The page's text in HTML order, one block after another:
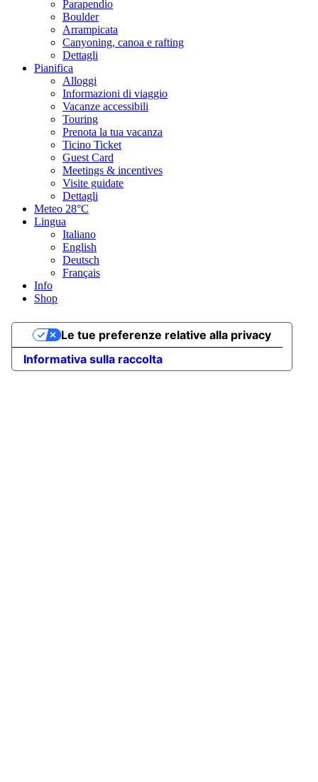
Parapendio
Boulder
Arrampicata
Canyoning, canoa e rafting
Dettagli
Pianifica
Alloggi
Informazioni di viaggio
Vacanze accessibili
Touring
Prenota la tua vacanza
Ticino Ticket
Guest Card
Meetings & incentives
Visite guidate
Dettagli
Meteo 28°C
Lingua
Italiano
English
Deutsch
Français
Info
Shop
Informativa sulla raccolta
Le tue preferenze relative alla privacy